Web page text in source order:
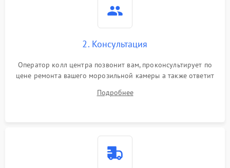
2. Консультация
Оператор колл центра позвонит вам, проконсультирует по
цене ремонта вашего морозильной камеры а также ответит
Подробнее